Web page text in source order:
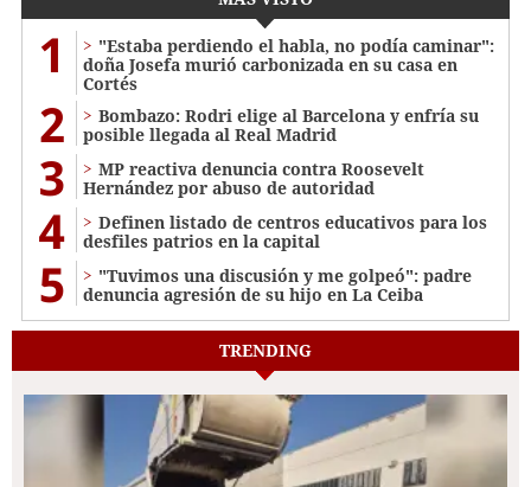
1
"Estaba perdiendo el habla, no podía caminar":
doña Josefa murió carbonizada en su casa en
Cortés
2
Bombazo: Rodri elige al Barcelona y enfría su
posible llegada al Real Madrid
3
MP reactiva denuncia contra Roosevelt
Hernández por abuso de autoridad
4
Definen listado de centros educativos para los
desfiles patrios en la capital
5
"Tuvimos una discusión y me golpeó": padre
denuncia agresión de su hijo en La Ceiba
TRENDING